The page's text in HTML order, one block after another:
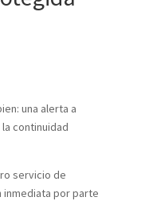
una alerta a
continuidad
servicio de
por parte